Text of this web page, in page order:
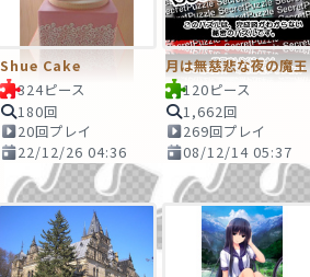
Shue Cake
324ピース
180回
20回プレイ
22/12/26 04:36
月は無慈悲な夜の魔王
120ピース
1,662回
269回プレイ
08/12/14 05:37